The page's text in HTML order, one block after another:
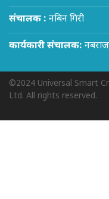
संचालक : नबिन गिरी
कार्यकारी संचालक: नबराज
©2024 Universal Smart
Ltd. All rights reserved.